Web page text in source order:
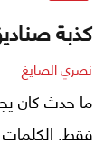
كذبة
نصري الصايغ
ما حدث كان
فقط. الكلمات